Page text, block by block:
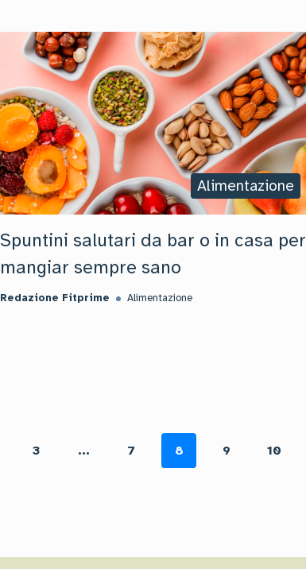
Alimentazione
Spuntini salutari da bar o in casa per
mangiar sempre sano
Redazione Fitprime Alimentazione
3 ... 7 8 9 10